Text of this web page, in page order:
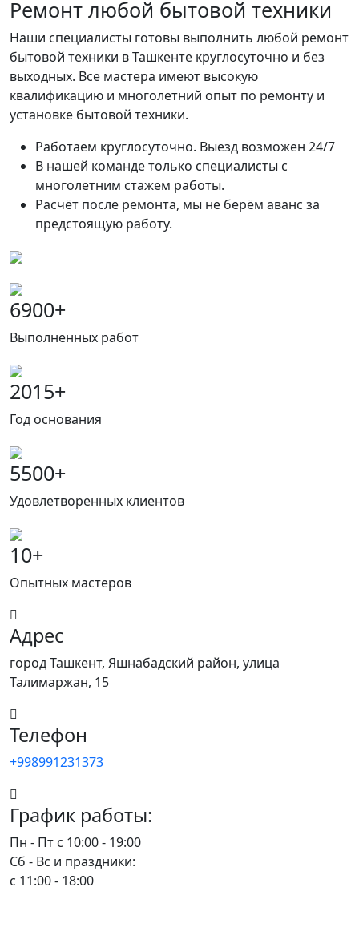
Ремонт любой бытовой техники
Наши специалисты готовы выполнить любой ремонт
бытовой техники в Ташкенте круглосуточно и без
выходных. Все мастера имеют высокую
квалификацию и многолетний опыт по ремонту и
установке бытовой техники.
Работаем круглосуточно. Выезд возможен 24/7
В нашей команде только специалисты с
многолетним стажем работы.
Расчёт после ремонта, мы не берём аванс за
предстоящую работу.
6900+
Выполненных работ
2015+
Год основания
5500+
Удовлетворенных клиентов
10+
Опытных мастеров
Адрес
город Ташкент, Яшнабадский район, улица
Талимаржан, 15
Телефон
+998991231373
График работы:
Пн - Пт с 10:00 - 19:00
Сб - Вс и праздники:
c 11:00 - 18:00